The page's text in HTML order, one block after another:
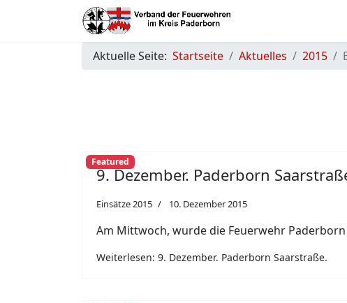
Aktuelle Seite: Startseite Aktuelles 2015
Featured
9. Dezember. Paderborn
Einsätze 2015 10. Dezember 2015
Am Mittwoch, wurde die Feuerwehr
Weiterlesen: 9. Dezember. Paderborn Saarstraße.